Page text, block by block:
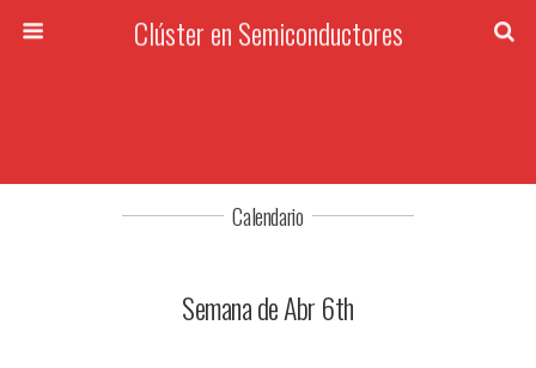
Clúster en Semiconductores
Calendario
Semana de Abr 6th